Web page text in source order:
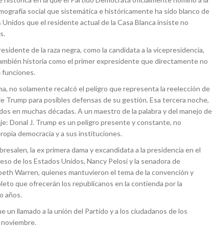
social que sistemática e históricamente ha sido blanco de
que el residente actual de la Casa Blanca insiste no
de la raza negra, como la candidata a la vicepresidencia,
historia como el primer expresidente que directamente no
funciones.
no solamente recalcó el peligro que representa la reelección de
Trump para posibles defensas de su gestión. Esa tercera noche,
en muchas décadas. A un maestro de la palabra y del manejo de
Donal J. Trump es un peligro presente y constante, no
democracia y a sus instituciones.
la ex primera dama y excandidata a la presidencia en el
de los Estados Unidos, Nancy Pelosi y la senadora de
Warren, quienes mantuvieron el tema de la convención y
que ofrecerán los republicanos en la contienda por la
años.
un llamado a la unión del Partido y a los ciudadanos de los